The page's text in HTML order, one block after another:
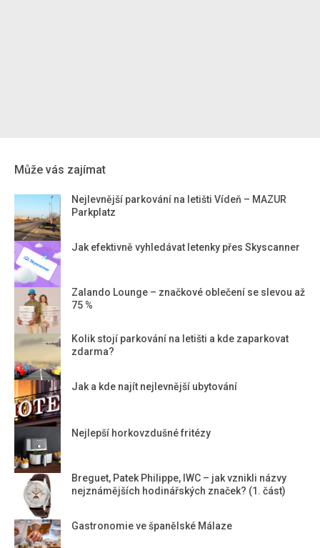
Může vás zajímat
Nejlevnější parkování na letišti Vídeň – MAZUR
Parkplatz
Jak efektivně vyhledávat letenky přes Skyscanner
Zalando Lounge – značkové oblečení se slevou až
75 %
Kolik stojí parkování na letišti a kde zaparkovat
zdarma?
Jak a kde najít nejlevnější ubytování
Nejlepší horkovzdušné fritézy
Breguet, Patek Philippe, IWC – jak vznikli názvy
nejznámějších hodinářských značek? (1. část)
Gastronomie ve španělské Málaze